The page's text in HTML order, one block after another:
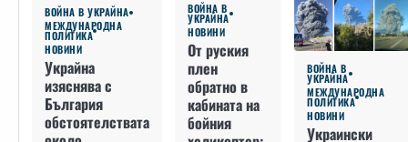
ВОЙНА В УКРАЙНА
МЕЖДУНАРОДНА
ПОЛИТИКА
НОВИНИ
Украйна
изяснява с
България
обстоятелствата
ВОЙНА В
УКРАЙНА
НОВИНИ
От руския
плен
обратно в
кабината на
бойния
ВОЙНА В
УКРАЙНА
МЕЖДУНАРОДНА
ПОЛИТИКА
НОВИНИ
Украински